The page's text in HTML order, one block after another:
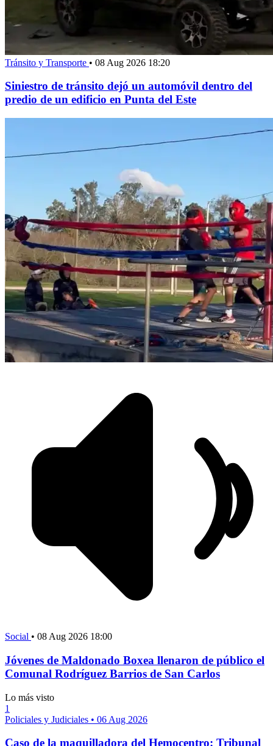
Tránsito y Transporte • 08 Aug 2026 18:20
Siniestro de tránsito dejó un automóvil dentro del
predio de un edificio en Punta del Este
Social • 08 Aug 2026 18:00
Jóvenes de Maldonado Boxea llenaron de público el
Comunal Rodríguez Barrios de San Carlos
Lo más visto
1
Policiales y Judiciales • 06 Aug 2026
Caso de la maquilladora del Hemocentro: Tribunal